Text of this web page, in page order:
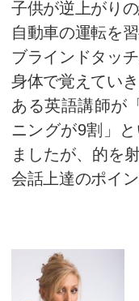
特に学術分
研究成果が
ルです。
英語だけで
ねません。
も「英語も
ないでしょ